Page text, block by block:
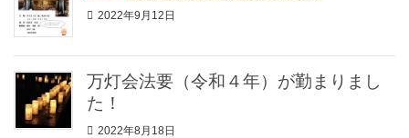
2022年9月12日
万灯会法要（令和４年）が勤まりまし
た！
2022年8月18日